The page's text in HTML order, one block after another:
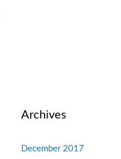
Archives
December 2017